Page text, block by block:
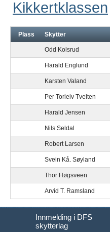
Kikkertklassen
Plass Skytter
Odd Kolsrud
Harald Englund
Karsten Valand
Per Torleiv Tveiten
Harald Jensen
Nils Seldal
Robert Larsen
Svein Kå. Søyland
Thor Høgsveen
Arvid T. Ramsland
Innmelding i DFS
skytterlag